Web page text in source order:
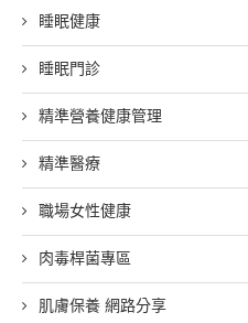
睡眠健康
睡眠門診
精準營養健康管理
精準醫療
職場女性健康
肉毒桿菌專區
肌膚保養 網路分享